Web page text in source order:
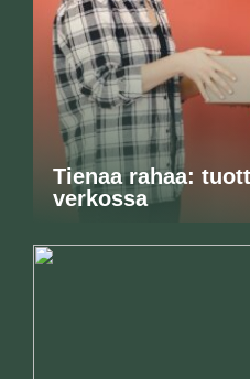
Tienaa rahaa:
verkossa